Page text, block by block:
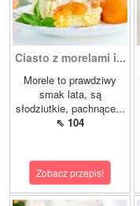
Ciasto z morelami i...
Morele to prawdziwy
smak lata, są
słodziutkie, pachnące...
⇖ 104
Zobacz przepis!